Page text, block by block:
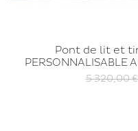
Pont de lit et
PERSONNALISABLE
5 320,00